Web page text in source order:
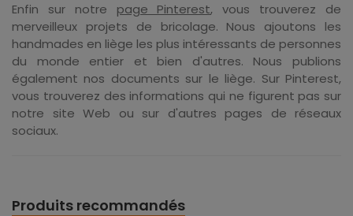
Enfin sur notre page Pinterest, vous trouverez de
merveilleux projets de bricolage. Nous ajoutons les
handmades en liège les plus intéressants de personnes
du monde entier et bien d'autres. Nous publions
également nos documents sur le liège. Sur Pinterest,
vous trouverez des informations qui ne figurent pas sur
notre site Web ou sur d'autres pages de réseaux
sociaux.
Produits recommandés